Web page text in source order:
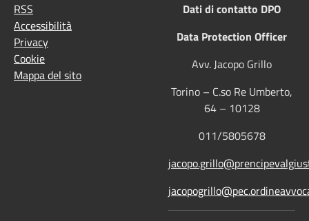
RSS
Accessibilità
Privacy
Cookie
Mappa del sito
Dati di contatto DPO
Data Protection Officer
Avv. Jacopo Grillo
Torino – C.so Re Umberto,
64 – 10128
011/5805678